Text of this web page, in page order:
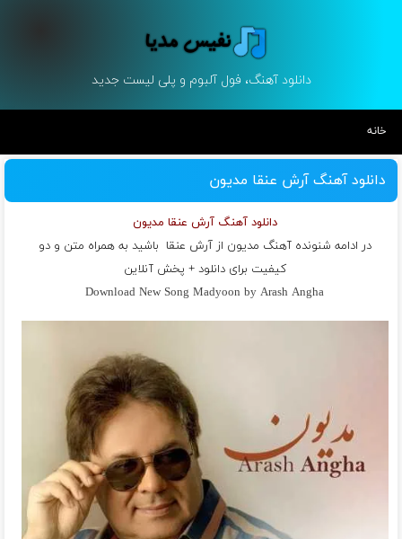
دانلود آهنگ، فول آلبوم و پلی لیست جدید
خانه
دانلود آهنگ آرش عنقا مدیون
دانلود آهنگ آرش عنقا مدیون
در ادامه شنونده آهنگ مدیون ازآرش عنقا باشید به همراه متن و دو
کیفیت برای دانلود + پخش آنلاین
Download New Song Madyoon by Arash Angha